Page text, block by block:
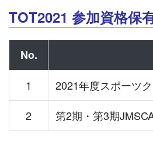
TOT2021 参加資格保
No.
1
2021年度スポーツ
2
第2期・第3期